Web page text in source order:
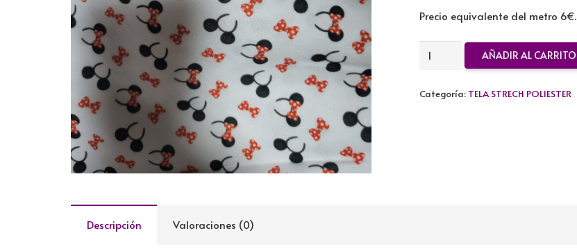
Precio equivalente del metro 6€.
TELA
POLIESTER
AÑADIR AL CARRITO
Categoría: TELA STRECH POLIESTER
Descripción Valoraciones (0)